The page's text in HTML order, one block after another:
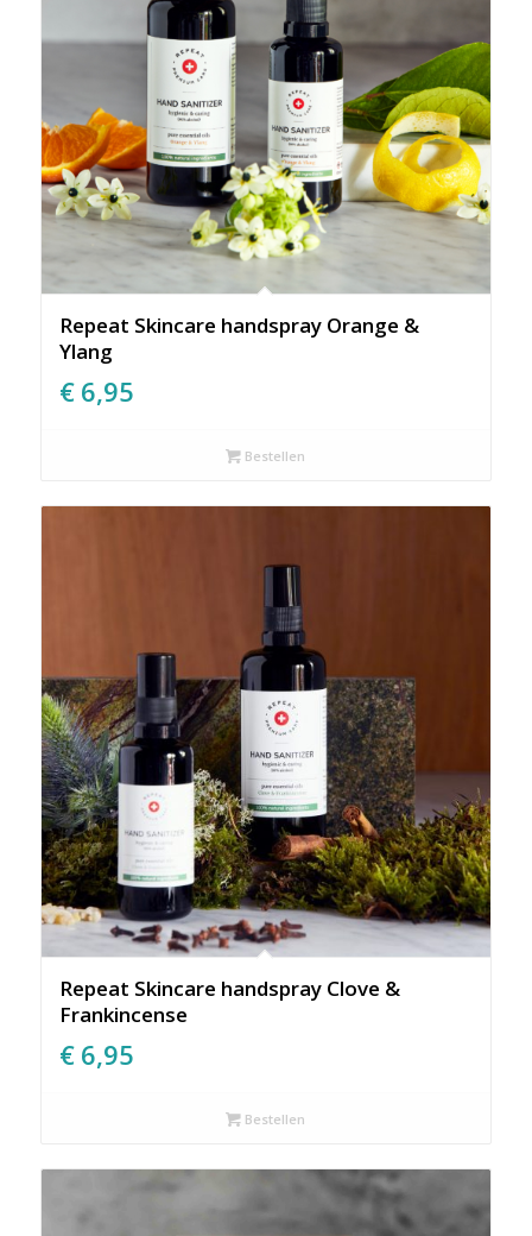
Repeat Skincare handspray Orange &
Ylang
€ 6,95
Bestellen
Repeat Skincare handspray Clove &
Frankincense
€ 6,95
Bestellen